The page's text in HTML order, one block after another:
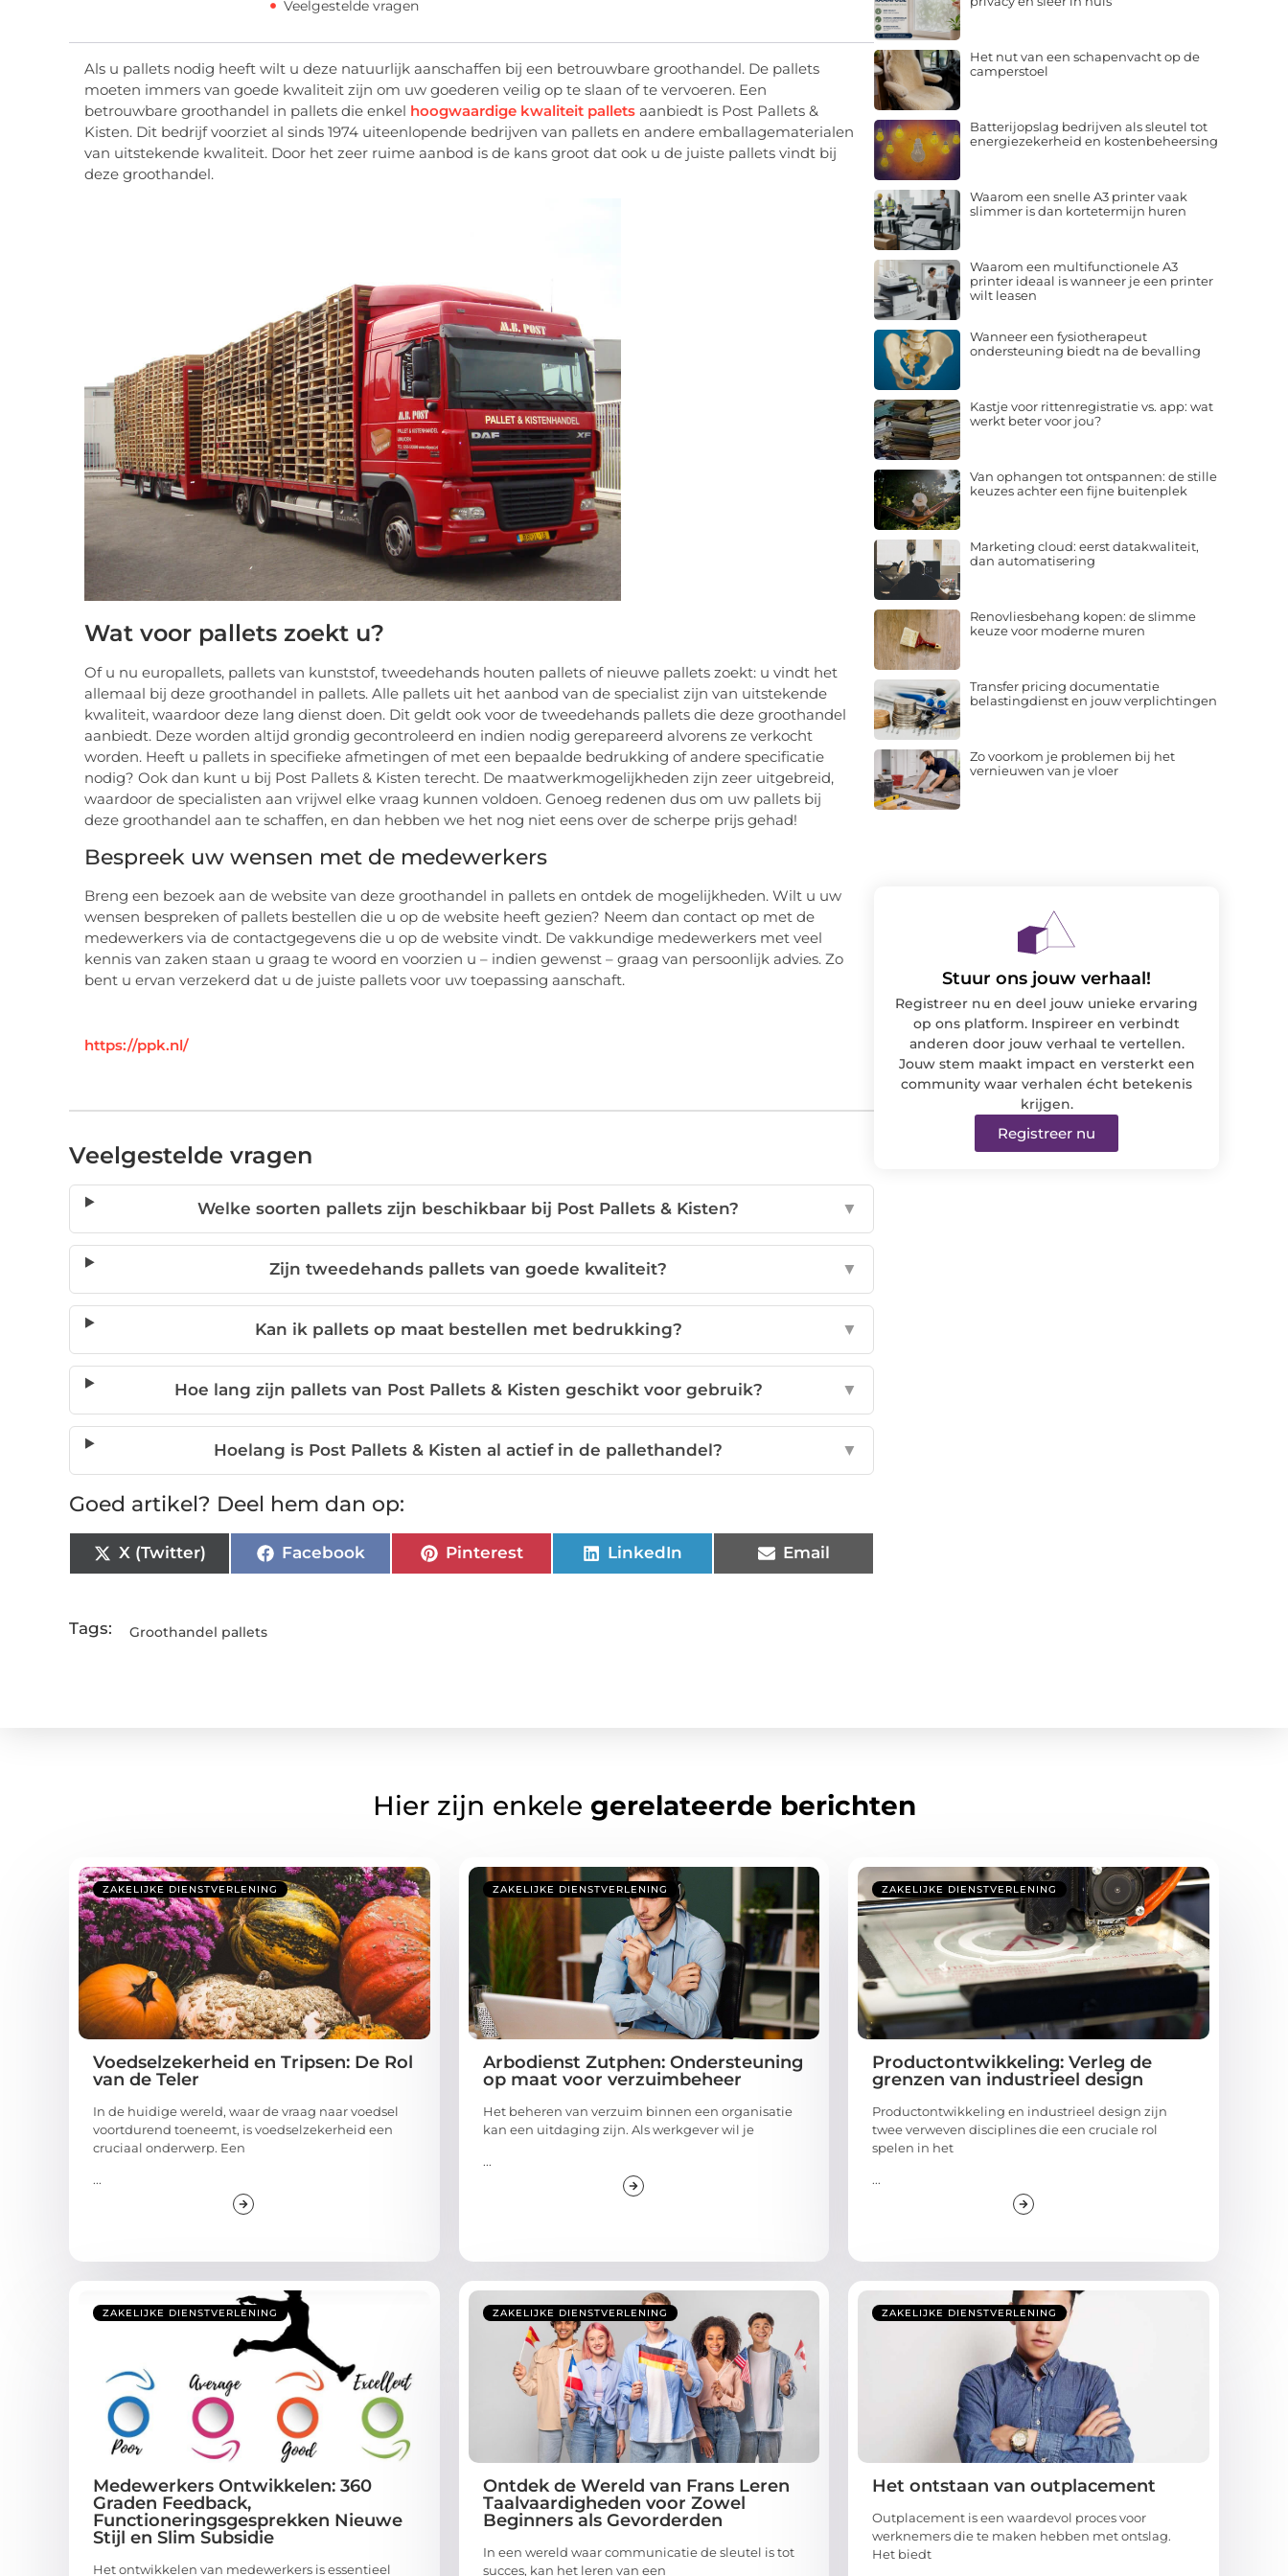
Veelgestelde vragen
Als u pallets nodig heeft wilt u deze natuurlijk aanschaffen bij een betrouwbare groothandel. De pallets
moeten immers van goede kwaliteit zijn om uw goederen veilig op te slaan of te vervoeren. Een
betrouwbare groothandel in pallets die enkel hoogwaardige kwaliteit pallets aanbiedt is Post Pallets &
Kisten. Dit bedrijf voorziet al sinds 1974 uiteenlopende bedrijven van pallets en andere emballagematerialen
van uitstekende kwaliteit. Door het zeer ruime aanbod is de kans groot dat ook u de juiste pallets vindt bij
deze groothandel.
Wat voor pallets zoekt u?
Of u nu europallets, pallets van kunststof, tweedehands houten pallets of nieuwe pallets zoekt: u vindt het
allemaal bij deze groothandel in pallets. Alle pallets uit het aanbod van de specialist zijn van uitstekende
kwaliteit, waardoor deze lang dienst doen. Dit geldt ook voor de tweedehands pallets die deze groothandel
aanbiedt. Deze worden altijd grondig gecontroleerd en indien nodig gerepareerd alvorens ze verkocht
worden. Heeft u pallets in specifieke afmetingen of met een bepaalde bedrukking of andere specificatie
nodig? Ook dan kunt u bij Post Pallets & Kisten terecht. De maatwerkmogelijkheden zijn zeer uitgebreid,
waardoor de specialisten aan vrijwel elke vraag kunnen voldoen. Genoeg redenen dus om uw pallets bij
deze groothandel aan te schaffen, en dan hebben we het nog niet eens over de scherpe prijs gehad!
Bespreek uw wensen met de medewerkers
Breng een bezoek aan de website van deze groothandel in pallets en ontdek de mogelijkheden. Wilt u uw
wensen bespreken of pallets bestellen die u op de website heeft gezien? Neem dan contact op met de
medewerkers via de contactgegevens die u op de website vindt. De vakkundige medewerkers met veel
kennis van zaken staan u graag te woord en voorzien u – indien gewenst – graag van persoonlijk advies. Zo
bent u ervan verzekerd dat u de juiste pallets voor uw toepassing aanschaft.
https://ppk.nl/
Veelgestelde vragen
Welke soorten pallets zijn beschikbaar bij Post Pallets & Kisten? ▼
Zijn tweedehands pallets van goede kwaliteit? ▼
Kan ik pallets op maat bestellen met bedrukking? ▼
Hoe lang zijn pallets van Post Pallets & Kisten geschikt voor gebruik? ▼
Hoelang is Post Pallets & Kisten al actief in de pallethandel? ▼
Goed artikel? Deel hem dan op:
X (Twitter) Facebook Pinterest LinkedIn Email
Tags: Groothandel pallets
Het nut van een schapenvacht op de
camperstoel
Batterijopslag bedrijven als sleutel tot
energiezekerheid en kostenbeheersing
Waarom een snelle A3 printer vaak
slimmer is dan kortetermijn huren
Waarom een multifunctionele A3
printer ideaal is wanneer je een printer
wilt leasen
Wanneer een fysiotherapeut
ondersteuning biedt na de bevalling
Kastje voor rittenregistratie vs. app: wat
werkt beter voor jou?
Van ophangen tot ontspannen: de stille
keuzes achter een fijne buitenplek
Marketing cloud: eerst datakwaliteit,
dan automatisering
Renovliesbehang kopen: de slimme
keuze voor moderne muren
Transfer pricing documentatie
belastingdienst en jouw verplichtingen
Zo voorkom je problemen bij het
vernieuwen van je vloer
Stuur ons jouw verhaal!
Registreer nu en deel jouw unieke ervaring
op ons platform. Inspireer en verbindt
anderen door jouw verhaal te vertellen.
Jouw stem maakt impact en versterkt een
community waar verhalen écht betekenis
krijgen.
Registreer nu
Hier zijn enkele gerelateerde berichten
ZAKELIJKE DIENSTVERLENING
Voedselzekerheid en Tripsen: De Rol
van de Teler
In de huidige wereld, waar de vraag naar voedsel
voortdurend toeneemt, is voedselzekerheid een
cruciaal onderwerp. Een
...
ZAKELIJKE DIENSTVERLENING
Arbodienst Zutphen: Ondersteuning
op maat voor verzuimbeheer
Het beheren van verzuim binnen een organisatie
kan een uitdaging zijn. Als werkgever wil je
...
ZAKELIJKE DIENSTVERLENING
Productontwikkeling: Verleg de
grenzen van industrieel design
Productontwikkeling en industrieel design zijn
twee verweven disciplines die een cruciale rol
spelen in het
...
ZAKELIJKE DIENSTVERLENING
Medewerkers Ontwikkelen: 360
Graden Feedback,
Functioneringsgesprekken Nieuwe
Stijl en Slim Subsidie
Het ontwikkelen van medewerkers is essentieel
ZAKELIJKE DIENSTVERLENING
Ontdek de Wereld van Frans Leren
Taalvaardigheden voor Zowel
Beginners als Gevorderden
In een wereld waar communicatie de sleutel is tot
succes, kan het leren van een
ZAKELIJKE DIENSTVERLENING
Het ontstaan van outplacement
Outplacement is een waardevol proces voor
werknemers die te maken hebben met ontslag.
Het biedt